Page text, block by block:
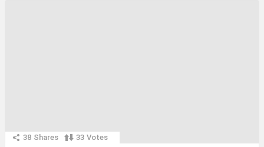
38 Shares 33 Votes